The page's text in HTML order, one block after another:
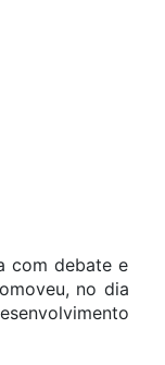
com debate e
no dia